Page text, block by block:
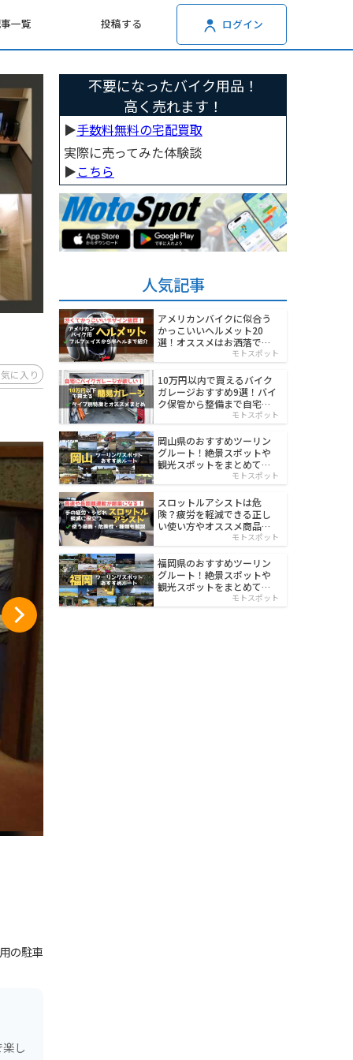
一覧 投稿する ログイン
に入り
の駐車
し
不要になったバイク用品！
高く売れます！
▶︎手数料無料の宅配買取
実際に売ってみた体験談
▶︎こちら
人気記事
アメリカンバイクに似合う
かっこいいヘルメット20
選！オススメはお洒落でワ
モトスポット
10万円以内で買えるバイク
ガレージおすすめ9選！バイ
ク保管から整備まで自宅で
モトスポット
岡山県のおすすめツーリン
グルート！絶景スポットや
観光スポットをまとめて紹
モトスポット
スロットルアシストは危
険？疲労を軽減できる正し
い使い方やオススメ商品を
モトスポット
福岡県のおすすめツーリン
グルート！絶景スポットや
観光スポットをまとめて紹
モトスポット